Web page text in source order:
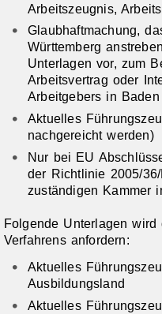
Arbeitszeugnis,
Glaubhaftmachung,
Württemberg
Unterlagen vor, zum
Arbeitsvertrag oder
Arbeitgebers in
Aktuelles
nachgereicht werden)
Nur bei EU
der Richtlinie 2005/
zuständigen Kammer
Folgende Unterlagen
Verfahrens anfordern:
Aktuelles
Ausbildungsland
Aktuelles